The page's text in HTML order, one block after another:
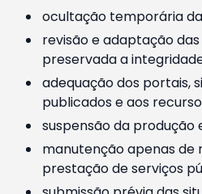
ocultação temporária
revisão e adaptação
preservada a
adequação dos portais,
publicados e aos
suspensão da
manutenção apenas de
prestação de serviços